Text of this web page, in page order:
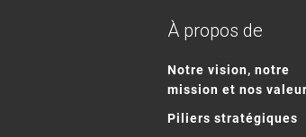
À propos de
Notre vision, notre
mission et nos
Piliers stratégiques